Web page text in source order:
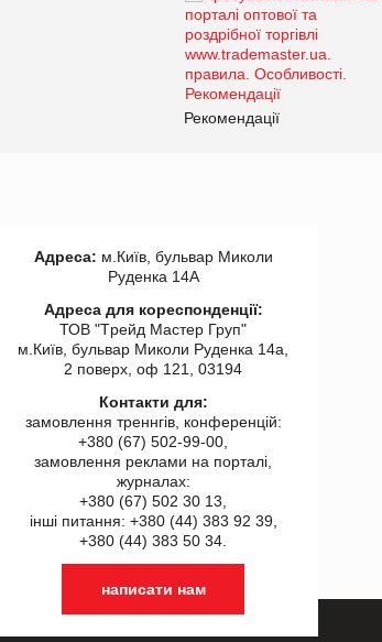
Рекомендації
Адреса: м.Київ, бульвар Миколи
Руденка 14А
Адреса для кореспонденції:
ТОВ "Tрейд Мастер Груп"
м.Київ, бульвар Миколи Руденка 14а,
2 поверх, оф 121, 03194
Контакти для:
замовлення треннгів, конференцій:
+380 (67) 502-99-00,
замовлення реклами на порталі,
журналах:
+380 (67) 502 30 13,
інші питання: +380 (44) 383 92 39,
+380 (44) 383 50 34.
написати нам